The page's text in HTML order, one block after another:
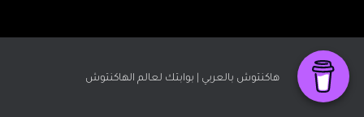
هاكنتوش بالعربي | بوابتك لعالم الهاكنتوش